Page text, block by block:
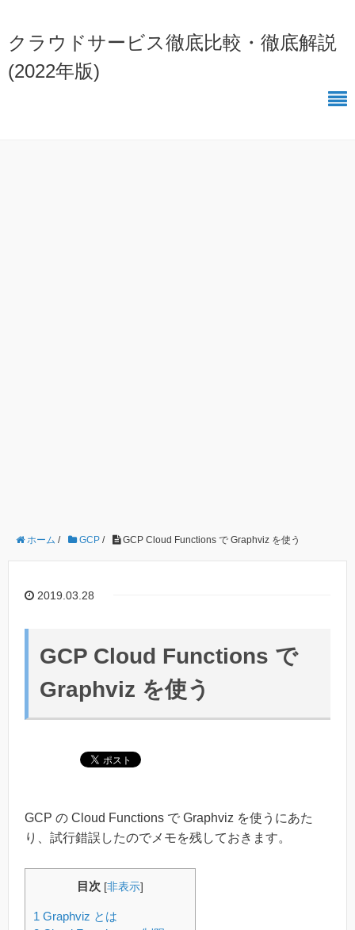
クラウドサービス徹底比較・徹底解説
(2022年版)
ホーム / GCP / GCP Cloud Functions で Graphviz を使う
2019.03.28
GCP Cloud Functions で
Graphviz を使う
GCP の Cloud Functions で Graphviz を使うにあた
り、試行錯誤したのでメモを残しておきます。
目次 [非表示]
1 Graphviz とは